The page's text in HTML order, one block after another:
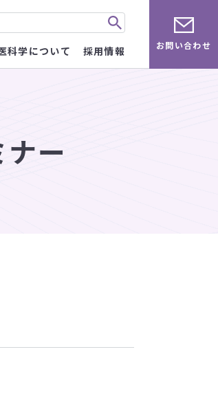
科学について 採用情報 お問い合わせ
ー